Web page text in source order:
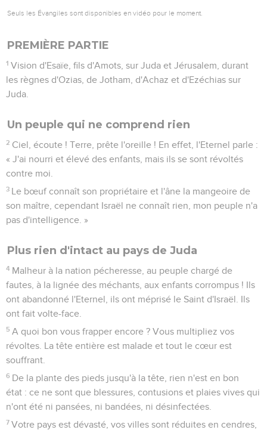
Seuls les Évangiles sont disponibles en vidéo pour le moment.
PREMIÈRE PARTIE
1 Vision d'Esaïe, fils d'Amots, sur Juda et Jérusalem, durant
les règnes d'Ozias, de Jotham, d'Achaz et d'Ezéchias sur
Juda.
Un peuple qui ne comprend rien
2 Ciel, écoute ! Terre, prête l'oreille ! En effet, l'Eternel parle :
« J'ai nourri et élevé des enfants, mais ils se sont révoltés
contre moi.
3 Le bœuf connaît son propriétaire et l'âne la mangeoire de
son maître, cependant Israël ne connaît rien, mon peuple n'a
pas d'intelligence. »
Plus rien d'intact au pays de Juda
4 Malheur à la nation pécheresse, au peuple chargé de
fautes, à la lignée des méchants, aux enfants corrompus ! Ils
ont abandonné l'Eternel, ils ont méprisé le Saint d'Israël. Ils
ont fait volte-face.
5 A quoi bon vous frapper encore ? Vous multipliez vos
révoltes. La tête entière est malade et tout le cœur est
souffrant.
6 De la plante des pieds jusqu'à la tête, rien n'est en bon
état : ce ne sont que blessures, contusions et plaies vives qui
n'ont été ni pansées, ni bandées, ni désinfectées.
7 Votre pays est dévasté, vos villes sont réduites en cendres,